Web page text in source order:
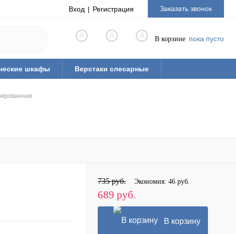
Вход Регистрация Заказать звонок
0 0 0 В корзине пока пусто
шкафы Верстаки слесарные
паллеты)
735 руб. Экономия: 46 руб.
689 руб.
В корзину